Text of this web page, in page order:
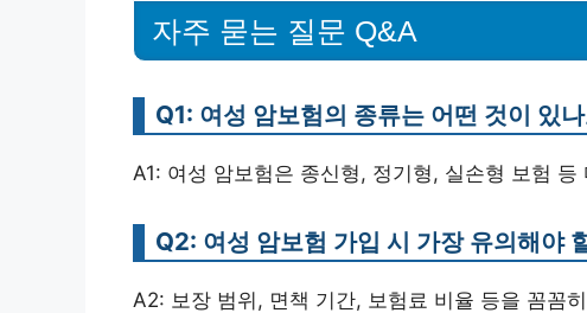
자주 묻는 질문 Q&A
Q1: 여성 암보험의 종류는 어떤 것이 있
A1: 여성 암보험은 종신형, 정기형, 실손형 보험 등
Q2: 여성 암보험 가입 시 가장 유의해야
A2: 보장 범위, 면책 기간, 보험료 비율 등을 꼼꼼